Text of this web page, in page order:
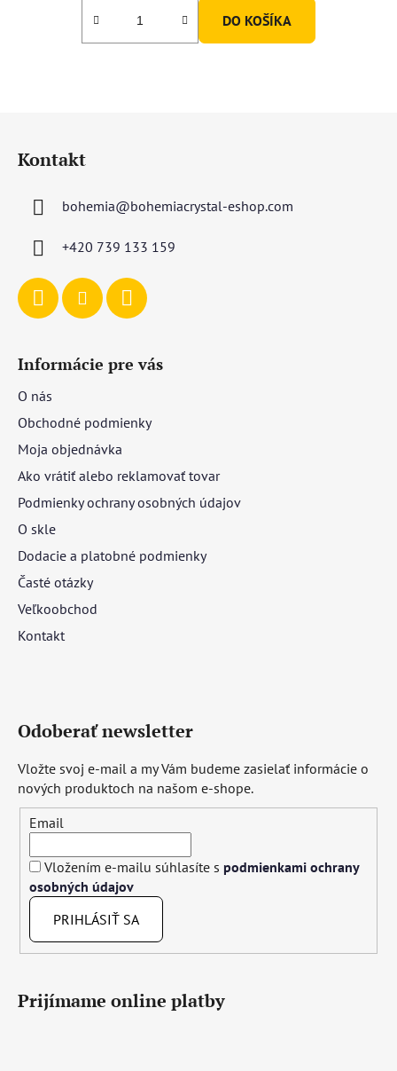
DO KOŠÍKA
Kontakt
bohemia@bohemiacrystal-eshop.com
+420 739 133 159
Informácie pre vás
O nás
Obchodné podmienky
Moja objednávka
Ako vrátiť alebo reklamovať tovar
Podmienky ochrany osobných údajov
O skle
Dodacie a platobné podmienky
Časté otázky
Veľkoobchod
Kontakt
Odoberať newsletter
Vložte svoj e-mail a my Vám budeme zasielať informácie o
nových produktoch na našom e-shope.
Email
Vložením e-mailu súhlasíte s podmienkami ochrany
osobných údajov
PRIHLÁSIŤ SA
Prijímame online platby